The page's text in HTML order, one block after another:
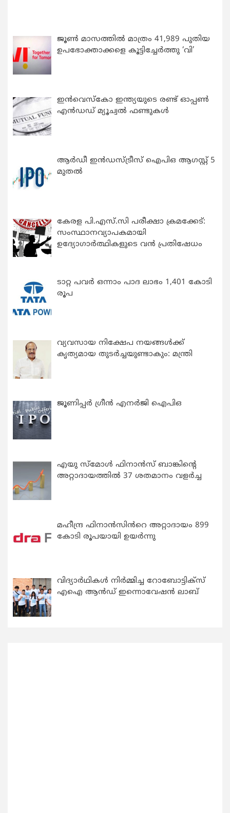
ജൂൺ മാസത്തിൽ മാത്രം 41,989 പുതിയ
ഉപഭോക്താക്കളെ കൂട്ടിച്ചേർത്തു ‘വി’
ഇന്‍വെസ്കോ ഇന്ത്യയുടെ രണ്ട് ഓപ്പണ്‍
എന്‍ഡഡ് മ്യൂച്വല്‍ ഫണ്ടുകള്‍
ആർഡീ ഇൻഡസ്ട്രീസ് ഐപിഒ ആഗസ്റ്റ് 5
മുതൽ
കേരള പി.എസ്.സി പരീക്ഷാ ക്രമക്കേട്:
സംസ്ഥാനവ്യാപകമായി
ഉദ്യോഗാര്‍ത്ഥികളുടെ വന്‍ പ്രതിഷേധം
ടാറ്റ പവർ ഒന്നാം പാദ ലാഭം 1,401 കോടി
രൂപ
വ്യവസായ നിക്ഷേപ നയങ്ങള്‍ക്ക്
കൃത്യമായ തുടര്‍ച്ചയുണ്ടാകും: മന്ത്രി
ജൂണിപ്പർ ഗ്രീൻ എനർജി ഐപിഒ
എയു സ്‌മോൾ ഫിനാൻസ് ബാങ്കിന്റെ
അറ്റാദായത്തിൽ 37 ശതമാനം വളർച്ച
മഹീന്ദ്ര ഫിനാൻസിൻറെ അറ്റാദായം 899
കോടി രൂപയായി ഉയർന്നു
വിദ്യാര്‍ഥികള്‍ നിര്‍മ്മിച്ച റോബോട്ടിക്സ്
എഐ ആന്‍ഡ് ഇന്നൊവേഷന്‍ ലാബ്